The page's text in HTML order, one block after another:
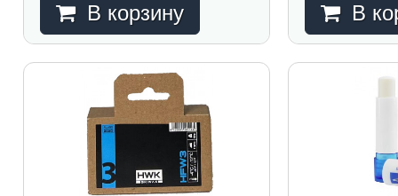
В корзину В